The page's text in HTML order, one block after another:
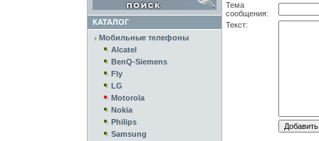
КАТАЛОГ
Мобильные телефоны
Alcatel
BenQ-Siemens
Fly
LG
Motorola
Nokia
Philips
Samsung
Тема
сообщения:
Текст: